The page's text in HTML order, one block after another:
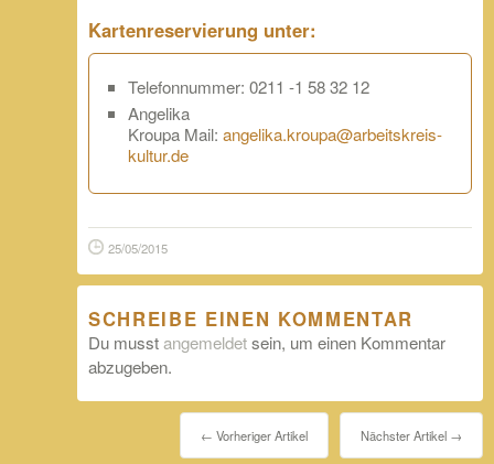
Kartenreservierung unter:
Telefonnummer: 0211 -1 58 32 12
Angelika
Kroupa Mail: angelika.kroupa@arbeitskreis-
kultur.de
25/05/2015
SCHREIBE EINEN KOMMENTAR
Du musstangemeldetsein, um einen Kommentar
abzugeben.
Nächster Artikel →
← Vorheriger Artikel